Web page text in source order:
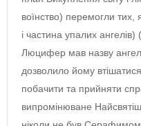
воїнство) перемогли
і частина упалих
Люцифер мав назву
дозволило йому
побачити та прийняти
випромінюване